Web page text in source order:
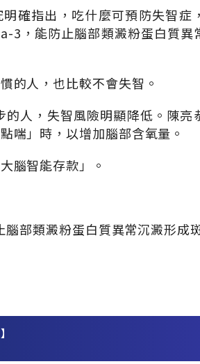
確指出，吃什麼可預防失智症
3，能防止腦部類澱粉蛋白質異
的人，也比較不會失智。
人，失智風險明顯降低。陳
喘」時，以增加腦部含氧量。
腦智能存款」。
部類澱粉蛋白質異常沉澱形成